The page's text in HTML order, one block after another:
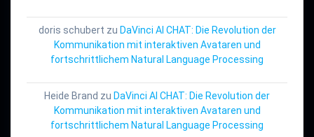
doris schubert zu DaVinci AI CHAT: Die Revolution der
Kommunikation mit interaktiven Avataren und
fortschrittlichem Natural Language Processing
Heide Brand zu DaVinci AI CHAT: Die Revolution der
Kommunikation mit interaktiven Avataren und
fortschrittlichem Natural Language Processing